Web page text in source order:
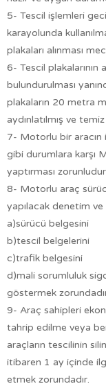
5- Tescil işlemleri
karayolunda
plakaları alınması
6- Tescil
bulundurulması
plakaların 20 metra
aydınlatılmış ve temiz
7- Motorlu bir aracın
gibi durumlara karşı
yaptırması
8- Motorlu araç
yapılacak denetim ve
a)sürücü belgesini
b)tescil belgelerini
c)trafik belgesini
d)mali sorumluluk
göstermek
9- Araç sahipleri
tahrip edilme veya
araçların tescilinin
itibaren 1 ay içinde
etmek zorundadır.